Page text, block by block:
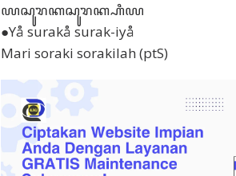
ꦪꦱꦸꦫꦏꦱꦸꦫꦏ꧀ꦲꦶꦪ
●Yå surakå surak-iyå
Mari soraki sorakilah (ptS)